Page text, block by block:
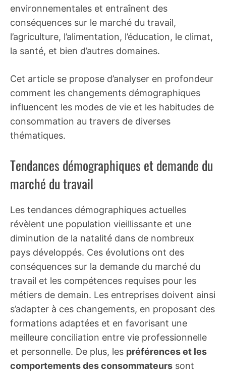
environnementales et entraînent des
conséquences sur le marché du travail,
l’agriculture, l’alimentation, l’éducation, le climat,
la santé, et bien d’autres domaines.
Cet article se propose d’analyser en profondeur
comment les changements démographiques
influencent les modes de vie et les habitudes de
consommation au travers de diverses
thématiques.
Tendances démographiques et demande du
marché du travail
Les tendances démographiques actuelles
révèlent une population vieillissante et une
diminution de la natalité dans de nombreux
pays développés. Ces évolutions ont des
conséquences sur la demande du marché du
travail et les compétences requises pour les
métiers de demain. Les entreprises doivent ainsi
s’adapter à ces changements, en proposant des
formations adaptées et en favorisant une
meilleure conciliation entre vie professionnelle
et personnelle. De plus, les préférences et les
comportements des consommateurs sont